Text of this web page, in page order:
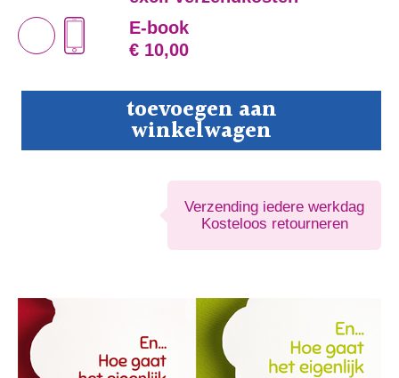
E-book
€ 10,00
het
het
eigenlijk
met
mij?’
aantal
toevoegen aan
winkelwagen
Verzending iedere werkdag
Kosteloos retourneren